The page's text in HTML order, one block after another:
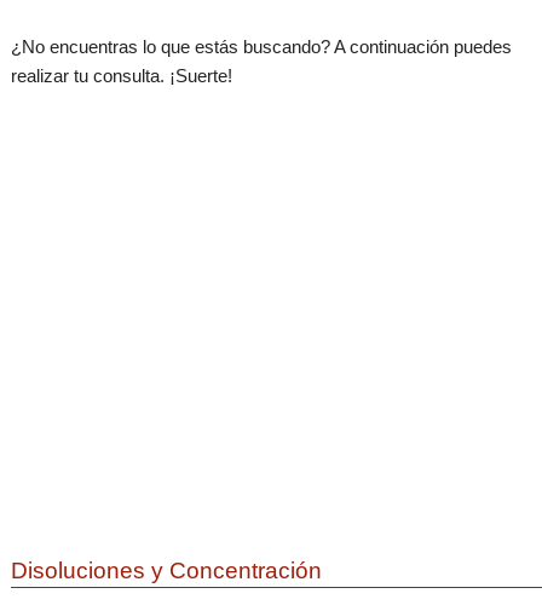
¿No encuentras lo que estás buscando? A continuación puedes
realizar tu consulta. ¡Suerte!
Disoluciones y Concentración